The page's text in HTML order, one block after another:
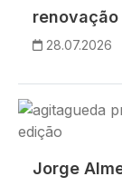
renovação
28.07.2026
Imagem
Jorge